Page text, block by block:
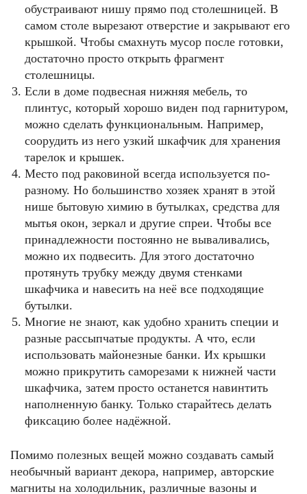
обустраивают нишу прямо под столешницей. В
самом столе вырезают отверстие и закрывают его
крышкой. Чтобы смахнуть мусор после готовки,
достаточно просто открыть фрагмент
столешницы.
Если в доме подвесная нижняя мебель, то
плинтус, который хорошо виден под гарнитуром,
можно сделать функциональным. Например,
соорудить из него узкий шкафчик для хранения
тарелок и крышек.
Место под раковиной всегда используется по-
разному. Но большинство хозяек хранят в этой
нише бытовую химию в бутылках, средства для
мытья окон, зеркал и другие спреи. Чтобы все
принадлежности постоянно не вываливались,
можно их подвесить. Для этого достаточно
протянуть трубку между двумя стенками
шкафчика и навесить на неё все подходящие
бутылки.
Многие не знают, как удобно хранить специи и
разные рассыпчатые продукты. А что, если
использовать майонезные банки. Их крышки
можно прикрутить саморезами к нижней части
шкафчика, затем просто останется навинтить
наполненную банку. Только старайтесь делать
фиксацию более надёжной.
Помимо полезных вещей можно создавать самый
необычный вариант декора, например, авторские
магниты на холодильник, различные вазоны и